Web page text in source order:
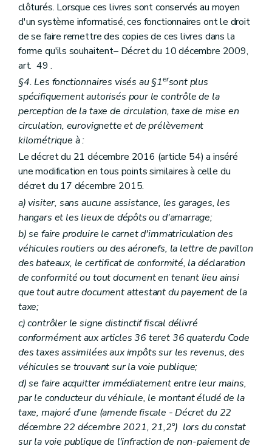
clôturés. Lorsque ces livres sont conservés au moyen
d'un système informatisé, ces fonctionnaires ont le droit
de se faire remettre des copies de ces livres dans la
forme qu'ils souhaitent– Décret du 10 décembre 2009,
art. 49 .
§4. Les fonctionnaires visés au §1ersont plus
spécifiquement autorisés pour le contrôle de la
perception de la taxe de circulation, taxe de mise en
circulation, eurovignette et de prélèvement
kilométrique à :
Le décret du 21 décembre 2016 (article 54) a inséré
une modification en tous points similaires à celle du
décret du 17 décembre 2015.
a) visiter, sans aucune assistance, les garages, les
hangars et les lieux de dépôts ou d'amarrage;
b)se faire produire le carnet d'immatriculation des
véhicules routiers ou des aéronefs, la lettre de pavillon
des bateaux, le certificat de conformité, la déclaration
de conformité ou tout document en tenant lieu ainsi
que tout autre document attestant du payement de la
taxe;
c)contrôler le signe distinctif fiscal délivré
conformément aux articles 36teret 36quaterdu Code
des taxes assimilées aux impôts sur les revenus, des
véhicules se trouvant sur la voie publique;
d)se faire acquitter immédiatement entre leur mains,
par le conducteur du véhicule, le montant éludé de la
taxe, majoré d'une (amende fiscale - Décret du 22
décembre 22 décembre 2021, 21,2°) lors du constat
sur la voie publique de l'infraction de non-paiement de